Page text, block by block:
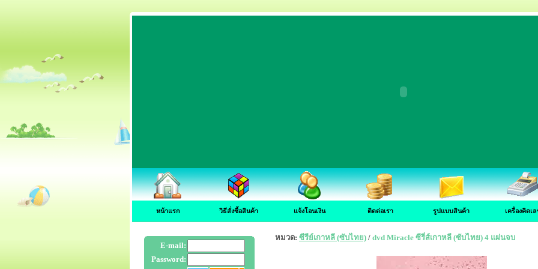
หน้าแรก วิธีสั่งซื้อสินค้า แจ้งโอนเงิน ติดต่อเรา รูปแบบสินค้า เครื่องคิดเล
E-mail:
Password:
หมวด: ซีรีย์เกาหลี (ซับไทย) / dvd Miracle ซีรี่ส์เกาหลี (ซับไทย) 4 แผ่นจบ